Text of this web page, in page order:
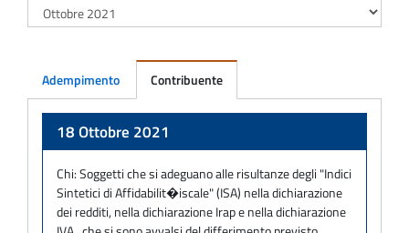
Adempimento Contribuente
18 Ottobre 2021
Chi:Soggetti che si adeguano alle risultanze degli "Indici
Sintetici di Affidabilit�iscale" (ISA) nella dichiarazione
dei redditi, nella dichiarazione Irap e nella dichiarazione